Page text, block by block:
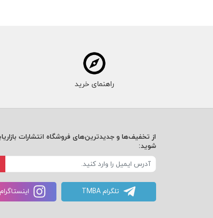
راهنمای خرید
از تخفیف‌ها و جدیدترین‌های فروشگاه انتشارات
شوید:
تلگرام TMBA